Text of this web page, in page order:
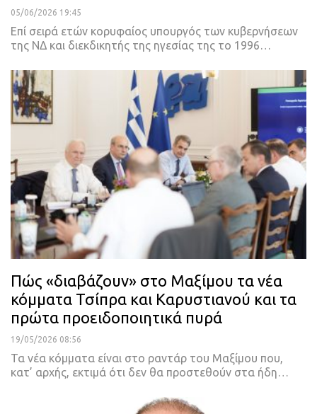
05/06/2026 19:45
Επί σειρά ετών κορυφαίος υπουργός των κυβερνήσεων
της ΝΔ και διεκδικητής της ηγεσίας της το 1996…
Πώς «διαβάζουν» στο Μαξίμου τα νέα
κόμματα Τσίπρα και Καρυστιανού και τα
πρώτα προειδοποιητικά πυρά
19/05/2026 08:56
Τα νέα κόμματα είναι στο ραντάρ του Μαξίμου που,
κατ’ αρχής, εκτιμά ότι δεν θα προστεθούν στα ήδη…